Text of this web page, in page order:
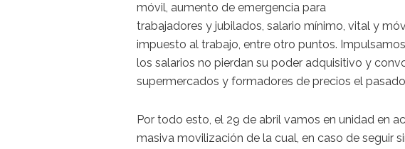
móvil, aumento de emergencia para
trabajadores y jubilados, salario mínimo, vital y
impuesto al trabajo, entre otro puntos.
los salarios no pierdan su poder adquisitivo y
supermercados y formadores de precios el
Por todo esto, el 29 de abril vamos en unidad en
masiva movilización de la cual, en caso de seguir